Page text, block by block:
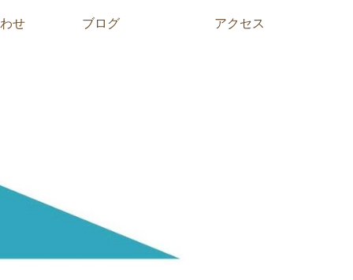
せ ブログ アクセス